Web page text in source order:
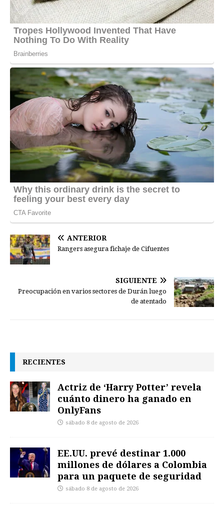
ANTERIOR
Rangers asegura fichaje de Cifuentes
SIGUIENTE
Preocupación en varios sectores de Durán luego
de atentado
RECIENTES
Actriz de ‘Harry Potter’ revela
cuánto dinero ha ganado en
OnlyFans
sábado 8 de agosto de 2026
EE.UU. prevé destinar 1.000
millones de dólares a Colombia
para un paquete de seguridad
sábado 8 de agosto de 2026